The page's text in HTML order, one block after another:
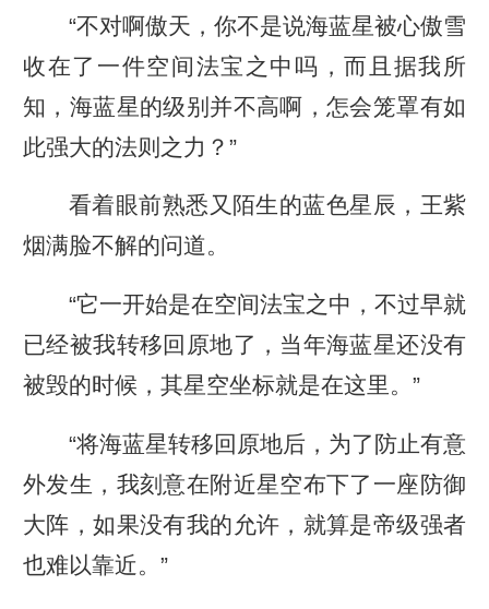
“不对啊傲天，你不是说海蓝星被心傲雪
收在了一件空间法宝之中吗，而且据我所
知，海蓝星的级别并不高啊，怎会笼罩有如
此强大的法则之力？”
看着眼前熟悉又陌生的蓝色星辰，王紫
烟满脸不解的问道。
“它一开始是在空间法宝之中，不过早就
已经被我转移回原地了，当年海蓝星还没有
被毁的时候，其星空坐标就是在这里。”
“将海蓝星转移回原地后，为了防止有意
外发生，我刻意在附近星空布下了一座防御
大阵，如果没有我的允许，就算是帝级强者
也难以靠近。”